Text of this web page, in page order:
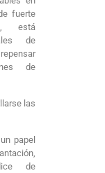
fuerte
está
de
de
las
papel
de